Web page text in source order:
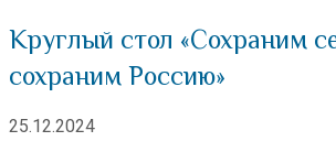
Круглый стол «Сохраним
сохраним Россию»
25.12.2024